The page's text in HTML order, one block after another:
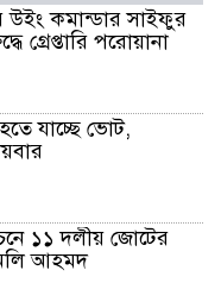
উইং কমান্ডার সাইফুর
গ্রেপ্তারি পরোয়ানা
হতে যাচ্ছে ভোট,
১১ দলীয় জোটের
অলি আহমদ